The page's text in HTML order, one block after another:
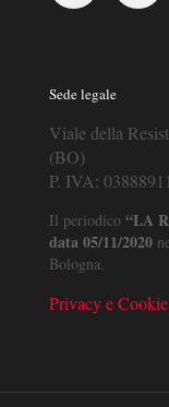
Sede legale
Viale della
(BO)
P. IVA:
Il periodico “LA
data 05/11/2020
Bologna.
Privacy e